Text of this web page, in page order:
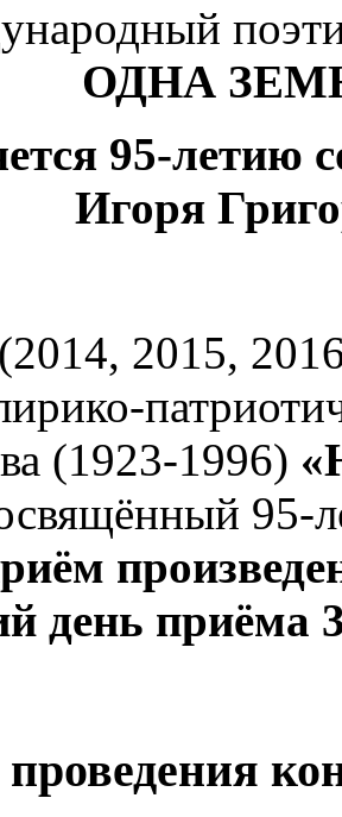
ОДНА
95-летию
Игоря
2015,
(1923-1996)
95-
день приёма